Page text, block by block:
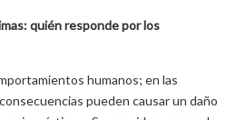
quién responde por los
humanos; en las
pueden causar un daño